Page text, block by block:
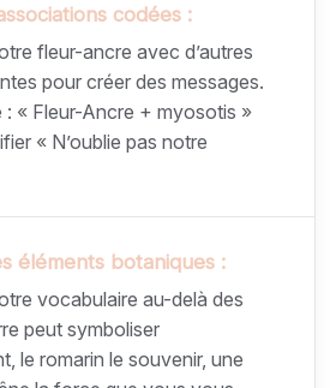
codées :
fleur-ancre avec d’autres
pour créer des messages.
: « Fleur-Ancre + myosotis »
« N’oublie pas notre
éléments botaniques :
vocabulaire au-delà des
peut symboliser
le romarin le souvenir, une